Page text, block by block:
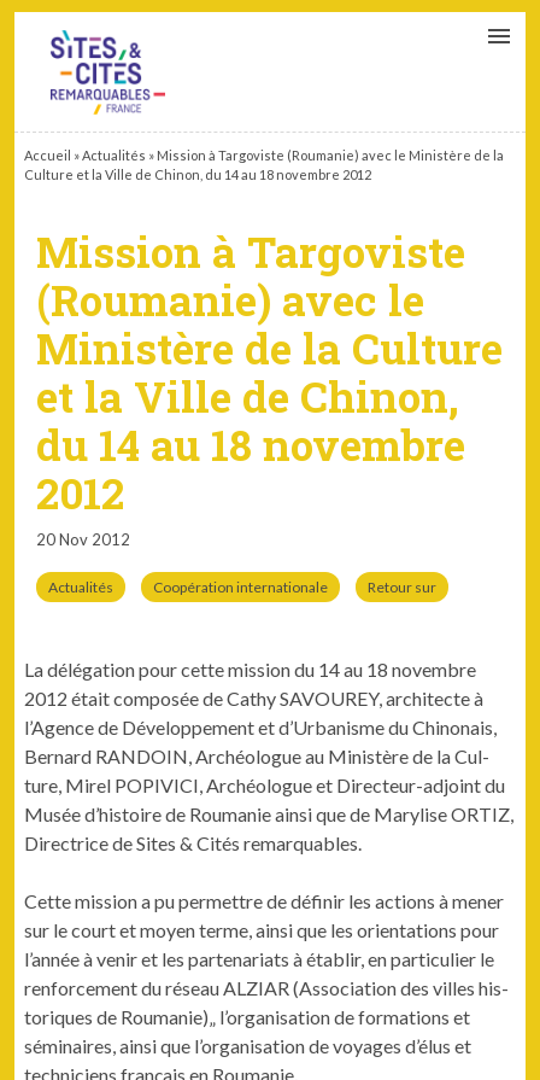
Accueil »Actualités » Mission à Targoviste (Roumanie) avec le Ministère de la
Culture et la Ville de Chinon, du 14 au 18 novembre 2012
Mission à Targoviste
(Roumanie) avec le
Ministère de la Culture
et la Ville de Chinon,
du 14 au 18 novembre
2012
20 Nov 2012
Actualités Coopération internationale Retour sur
La délé­ga­tion pour cette mis­sion du 14 au 18 novem­bre
2012 était com­posée de Cathy SAVOUREY, archi­tecte à
l’Agence de Développe­ment et d’Urbanisme du Chi­non­ais,
Bernard RANDOIN, Archéo­logue au Min­istère de la Cul­
ture, Mirel POPIVICI, Archéo­logue et Directeur-adjoint du
Musée d’histoire de Roumanie ain­si que de Marylise ORTIZ,
Direc­trice de Sites & Cités remarquables.
Cette mis­sion a pu per­me­t­tre de définir les actions à men­er
sur le court et moyen terme, ain­si que les ori­en­ta­tions pour
l’année à venir et les parte­nar­i­ats à établir, en par­ti­c­uli­er le
ren­force­ment du réseau ALZIAR (Asso­ci­a­tion des villes his­
toriques de Roumanie)„ l’organisation de for­ma­tions et
sémi­naires, ain­si que l’organisation de voy­ages d’élus et
tech­ni­ciens français en Roumanie.